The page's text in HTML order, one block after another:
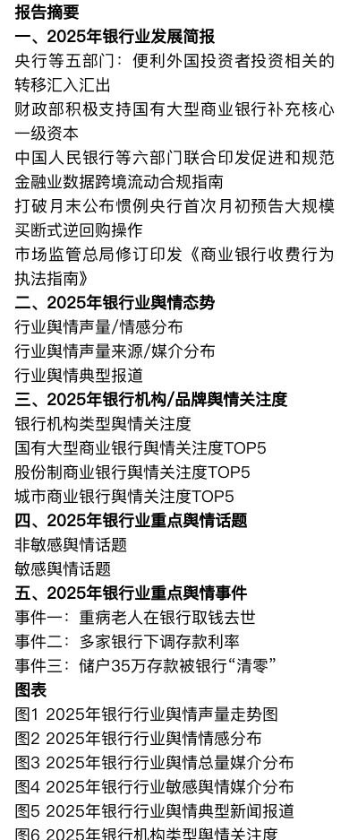
报告摘要
一、2025年银行业发展简报
央行等五部门：便利外国投资者投资相关的
转移汇入汇出
财政部积极支持国有大型商业银行补充核心
一级资本
中国人民银行等六部门联合印发促进和规范
金融业数据跨境流动合规指南
打破月末公布惯例央行首次月初预告大规模
买断式逆回购操作
市场监管总局修订印发《商业银行收费行为
执法指南》
二、2025年银行业舆情态势
行业舆情声量/情感分布
行业舆情声量来源/媒介分布
行业舆情典型报道
三、2025年银行机构/品牌舆情关注度
银行机构类型舆情关注度
国有大型商业银行舆情关注度TOP5
股份制商业银行舆情关注度TOP5
城市商业银行舆情关注度TOP5
四、2025年银行业重点舆情话题
非敏感舆情话题
敏感舆情话题
五、2025年银行业重点舆情事件
事件一：重病老人在银行取钱去世
事件二：多家银行下调存款利率
事件三：储户35万存款被银行“清零”
图表
图1 2025年银行行业舆情声量走势图
图2 2025年银行行业舆情情感分布
图3 2025年银行行业舆情总量媒介分布
图4 2025年银行行业敏感舆情媒介分布
图5 2025年银行行业舆情典型新闻报道
图6 2025年银行机构类型舆情关注度